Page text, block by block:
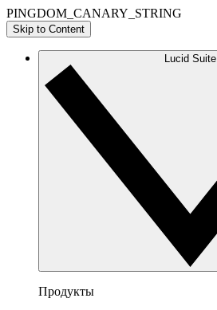
PINGDOM_CANARY_STRING
Skip to Content
Lucid Suite
Продукты